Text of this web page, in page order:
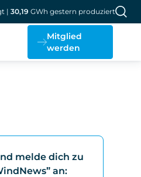
| 30,19 GWh gestern produziert
Mitglied
werden
melde dich zu
an: